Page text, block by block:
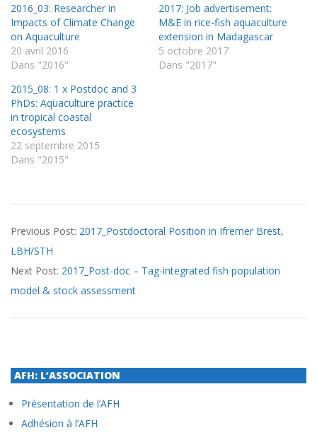
2016_03: Researcher in
Impacts of Climate Change
on Aquaculture
20 avril 2016
Dans "2016"
2017: Job advertisement:
M&E in rice-fish aquaculture
extension in Madagascar
5 octobre 2017
Dans "2017"
2015_08: 1 x Postdoc and 3
PhDs: Aquaculture practice
in tropical coastal
ecosystems
22 septembre 2015
Dans "2015"
08-
25
Previous Post: 2017_Postdoctoral Position in Ifremer Brest,
LBH/STH
Next Post: 2017_Post-doc – Tag-integrated fish population
model & stock assessment
AFH: L’ASSOCIATION
Présentation de l’AFH
Adhésion à l’AFH